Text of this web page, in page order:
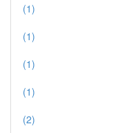
(1)
(1)
(1)
(1)
(2)